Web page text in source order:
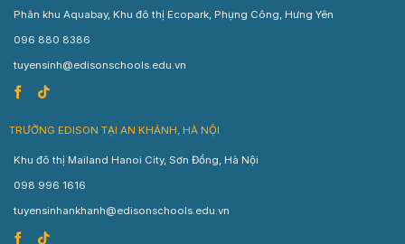
Phân khu Aquabay, Khu đô thị Ecopark, Phụng Công, Hưng Yên
096 880 8386
tuyensinh@edisonschools.edu.vn
TRƯỜNG EDISON TẠI AN KHÁNH, HÀ NỘI
Khu đô thị Mailand Hanoi City, Sơn Đồng, Hà Nội
098 996 1616
tuyensinhankhanh@edisonschools.edu.vn